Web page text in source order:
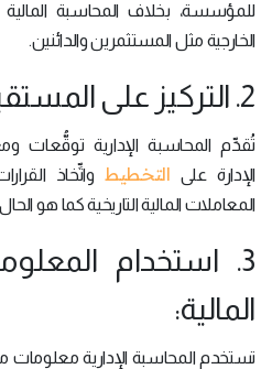
للمؤسسة، بخلاف المحاسبة
الخارجية مثل المستثمرين والدائنين.
2. التركيز على المستقبل:
تُقدِّم المحاسبة الإدارية توقُّعات
الإدارة على التخطيط واتِّخاذ
المعاملات المالية التاريخية كما هو
3. استخدام
المالية:
تستخدم المحاسبة الإدارية معلومات